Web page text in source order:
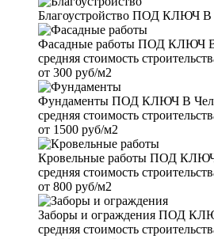
Благоустройство ПОД КЛЮЧ В
Фасадные работы ПОД КЛЮЧ В
средняя стоимость
от 300 руб/м2
Фундаменты ПОД КЛЮЧ В
средняя стоимость
от 1500 руб/м2
Кровельные работы ПОД КЛЮЧ
средняя стоимость
от 800 руб/м2
Заборы и ограждения ПОД
средняя стоимость